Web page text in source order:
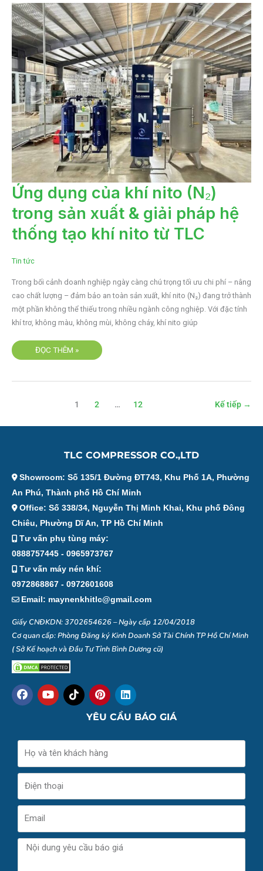
Ứng dụng của khí nito (N₂)
trong sản xuất & giải pháp hệ
thống tạo khí nito từ TLC
Tin tức
Trong bối cảnh doanh nghiệp ngày càng chú trọng tối ưu chi phí – nâng
cao chất lượng – đảm bảo an toàn sản xuất, khí nito (N₂) đang trở thành
một phần không thể thiếu trong nhiều ngành công nghiệp. Với đặc tính
khí trơ, không màu, không mùi, không cháy, khí nito giúp
ỨNG
DỤNG
CỦA
KHÍ
NITO
(N₂)
TRONG
SẢN
HỆ
THỐNG
TẠO
KHÍ
NITO
TLC
ĐỌC THÊM »
1 2 … 12 Kế tiếp →
TLC COMPRESSOR CO.,LTD
Showroom: Số 135/1 Đường ĐT743, Khu Phố 1A, Phường
An Phú, Thành phố Hồ Chí Minh
Office: Số 338/34, Nguyễn Thị Minh Khai, Khu phố Đông
Chiêu, Phường Dĩ An, TP Hồ Chí Minh
Tư vấn phụ tùng máy:
0888757445 - 0965973767
Tư vấn máy nén khí:
0972868867 - 0972601608
Email: maynenkhitlc@gmail.com
Giấy CNĐKDN: 3702654626 – Ngày cấp 12/04/2018
Cơ quan cấp: Phòng Đăng ký Kinh Doanh Sở Tài Chính TP Hồ Chí Minh
( Sở Kế hoạch và Đầu Tư Tỉnh Bình Dương cũ)
F
a
o
o
Y
o
b
e
I
c
t
i
t
-
a
n
P
i
t
r
e
t
L
i
k
d
YÊU CẦU BÁO GIÁ
Message